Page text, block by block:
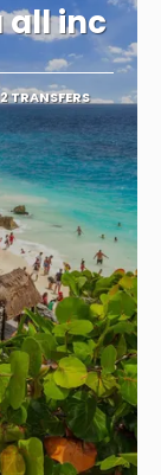
all inc
2 TRANSFERS